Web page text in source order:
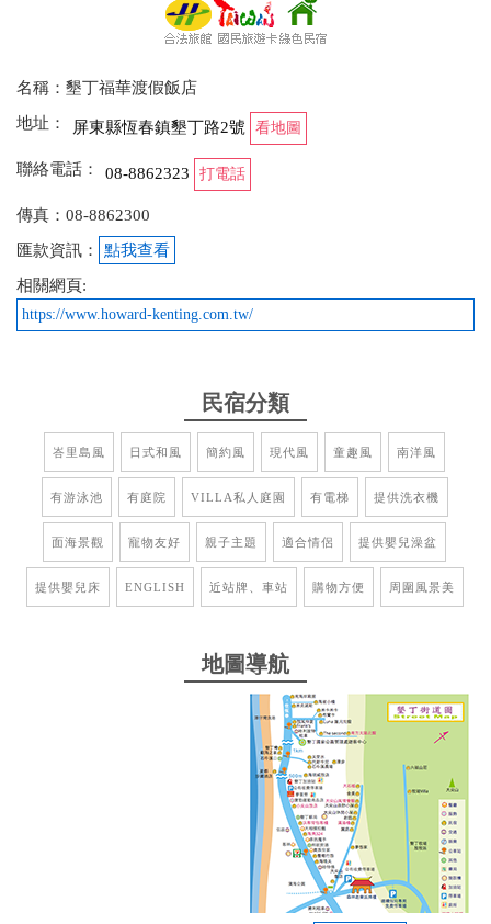
2026-05-11 02:38:27
排住戶木頭椅還是桌子拖來拖去的，因為是續住隔天
夜繼續吵！ 2.靠近車道2樓的房客在陽台抽菸
✨五星推薦｜墾丁福華大飯店✨ 這次入住墾丁福華，
最讓我驚豔的不是海景，而是 早餐餐點的用心程度。
思。 每一道料理都不馬虎，無論是現做的熱食、精緻
的西點、還是新鮮的水果飲品，都讓人感受到滿滿誠
意。 一天的美好開始，真的能從這頓早餐展開！
這間渡假飯店可以看出聞到30年前的高級格調，面海
上是對飯店的四星評價。 -5星的負評且很糟的就是飯
店B2射擊、射箭，場地標榜奧運射擊卻完全挨不上
邊，就是夜市BB彈，場地設備這些讓孩子玩玩都可以
接受，但最差勁的就是現場的工作人員，真的不知道
他驕傲的點在哪裡？被他指導的孩子射擊距離7公
尺，20發上靶不到5發，也非專業人士，總之不如去
夜市射擊，老闆除了笑臉相迎運氣好還有獎品，射箭
就更別提了，有較遠距離的靶，但上場前需要他的認
可，還需要具備選手資格，這些我都可以接受他說的
要求，最後居然是丟一句我不相信你？不了了之，最
後我選擇退費不想浪費時間，飯店所有的設施除了這
名稱：墾丁福華渡假飯店
地址：
屏東縣恆春鎮墾丁路2號 看地圖
聯絡電話： 08-8862323 打電話
傳真：08-8862300
匯款資訊：
點我查看
相關網頁:
https://www.howard-kenting.com.tw/
民宿分類
峇里島風 日式和風 簡約風 現代風 童趣風 南洋風
有游泳池 有庭院 VILLA私人庭園 有電梯 提供洗衣機
面海景觀 寵物友好 親子主題 適合情侶 提供嬰兒澡盆
提供嬰兒床 ENGLISH 近站牌、車站 購物方便 周圍風景美
地圖導航